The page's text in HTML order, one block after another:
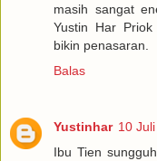
masih sangat
Yustin Har
bikin penasaran.
Balas
Yustinhar 10
Ibu Tien